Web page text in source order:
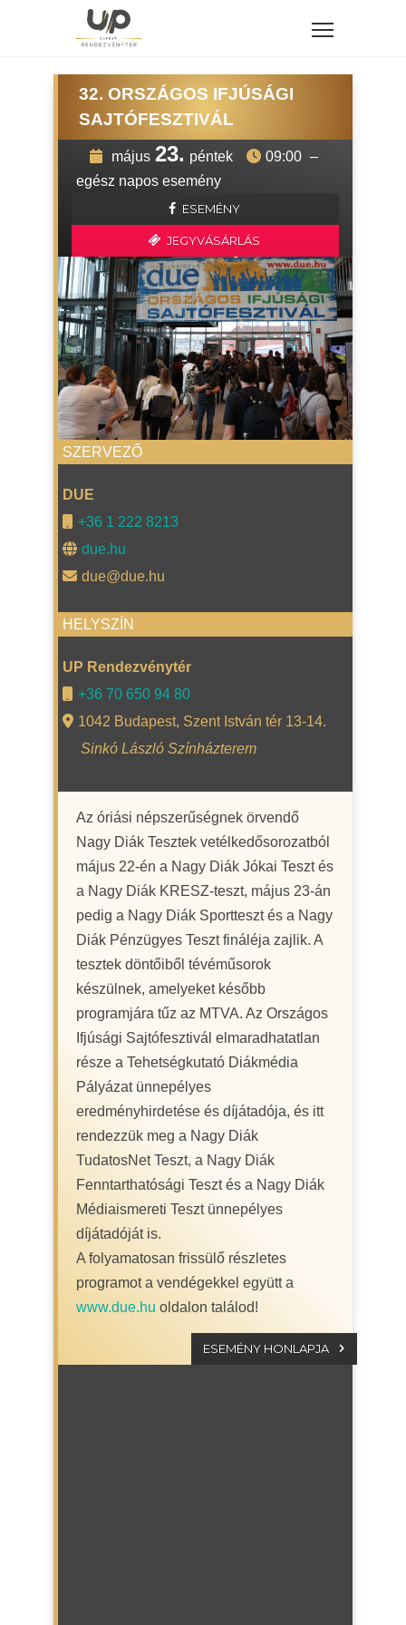
32. ORSZÁGOS IFJÚSÁGI
SAJTÓFESZTIVÁL
május 23. péntek 09:00 –
egész napos esemény
ESEMÉNY
JEGYVÁSÁRLÁS
SZERVEZŐ
DUE
+36 1 222 8213
due.hu
due@due.hu
HELYSZÍN
UP Rendezvénytér
+36 70 650 94 80
1042 Budapest, Szent István tér 13-14.
Sinkó László Színházterem
Az óriási népszerűségnek örvendő
Nagy Diák Tesztek vetélkedősorozatból
május 22-én a Nagy Diák Jókai Teszt és
a Nagy Diák KRESZ-teszt, május 23-án
pedig a Nagy Diák Sportteszt és a Nagy
Diák Pénzügyes Teszt fináléja zajlik. A
tesztek döntőiből tévéműsorok
készülnek, amelyeket később
programjára tűz az MTVA. Az Országos
Ifjúsági Sajtófesztivál elmaradhatatlan
része a Tehetségkutató Diákmédia
Pályázat ünnepélyes
eredményhirdetése és díjátadója, és itt
rendezzük meg a Nagy Diák
TudatosNet Teszt, a Nagy Diák
Fenntarthatósági Teszt és a Nagy Diák
Médiaismereti Teszt ünnepélyes
díjátadóját is.
A folyamatosan frissülő részletes
programot a vendégekkel együtt a
www.due.hu oldalon találod!
ESEMÉNY HONLAPJA